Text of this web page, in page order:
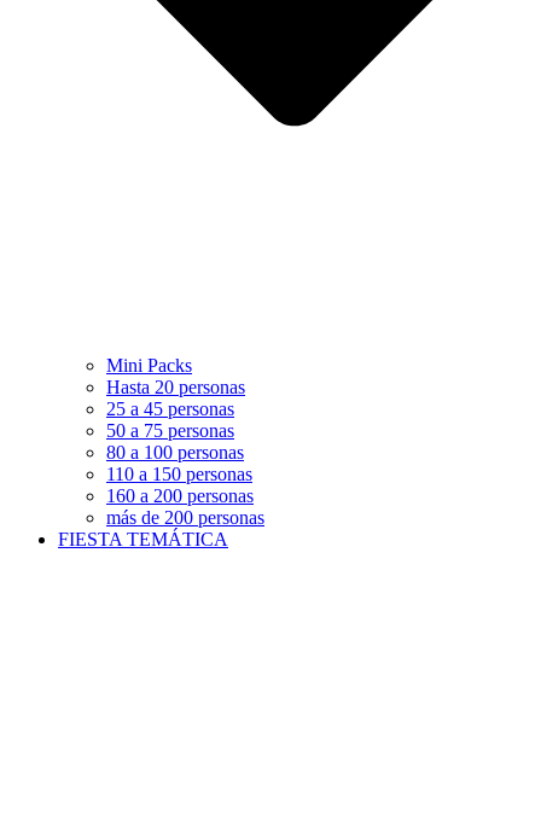
Mini Packs
Hasta 20 personas
25 a 45 personas
50 a 75 personas
80 a 100 personas
110 a 150 personas
160 a 200 personas
más de 200 personas
FIESTA TEMÁTICA